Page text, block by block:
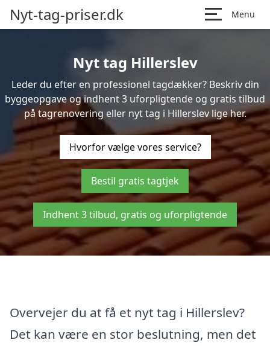
Nyt-tag-priser.dk Menu
Nyt tag Hillerslev
Leder du efter en professionel tagdækker? Beskriv din
byggeopgave og indhent 3 uforpligtende og gratis tilbud
på tagrenovering eller nyt tag i Hillerslev lige her.
Hvorfor vælge vores service?
Bestil gratis tagtjek
Indhent 3 tilbud, gratis og uforpligtende
Overvejer du at få et nyt tag i Hillerslev?
Det kan være en stor beslutning, men det